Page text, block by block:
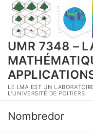
Aller
contenu
UMR 7348 –
LE LMA EST UN
L'UNIVERSITÉ DE POITIERS
Nombredor